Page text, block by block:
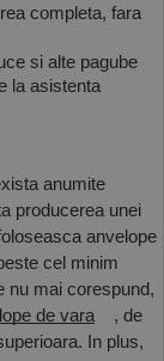
completa, fara
si alte pagube
la asistenta
anumite
producerea unei
anvelope
cel minim
nu mai corespund,
de vara
, de
In plus,